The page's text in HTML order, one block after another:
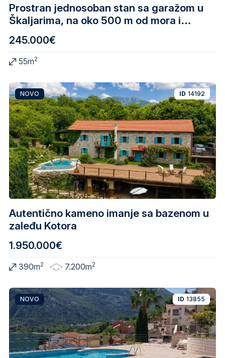
Prostran jednosoban stan sa garažom u
Škaljarima, na oko 500 m od mora i
245.000€
55m2
Autentično kameno imanje sa bazenom u
zaleđu Kotora
NOVO ID 14192
1.950.000€
390m2 7.200m2
NOVO ID 13855